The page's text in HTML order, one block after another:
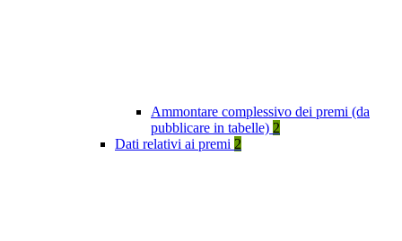
Ammontare complessivo dei premi (da
pubblicare in tabelle) 2
Dati relativi ai premi 2